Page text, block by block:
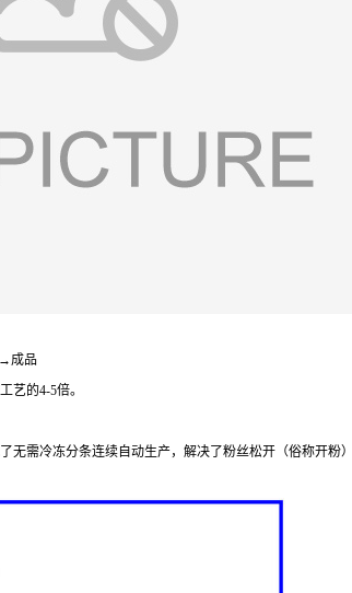
成品
艺的4-5倍。
需冷冻分条连续自动生产，解决了粉丝松开（俗称开粉